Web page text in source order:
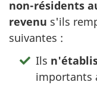
non-résidents
revenu s'ils
suivantes :
Ils
importants